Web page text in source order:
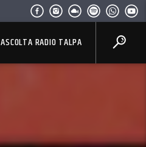
ASCOLTA RADIO TALPA